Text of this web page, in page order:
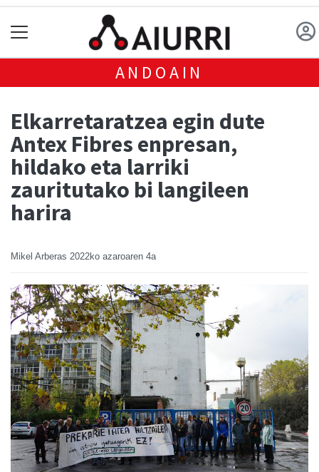
ANDOAIN
Elkarretaratzea egin dute
Antex Fibres enpresan,
hildako eta larriki
zauritutako bi langileen
harira
Mikel Arberas 2022ko azaroaren 4a